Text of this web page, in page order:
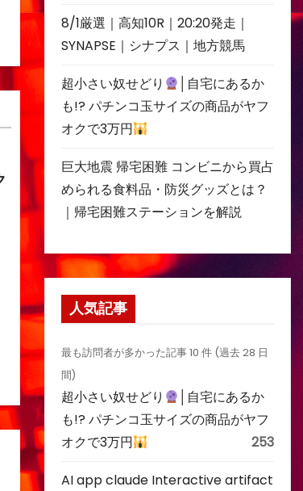
8/1厳選｜高知10R｜20:20発走｜
SYNAPSE｜シナプス｜地方競馬
超小さい奴せどり
│自宅にあるか
も!? パチンコ玉サイズの商品がヤフ
オクで3万円
巨大地震 帰宅困難 コンビニから買占
められる食料品・防災グッズとは？
｜帰宅困難ステーションを解説
人気記事
最も訪問者が多かった記事 10 件 (過去 28 日
間)
超小さい奴せどり
│自宅にあるか
も!? パチンコ玉サイズの商品がヤフ
オクで3万円
253
AI app claude Interactive artifact